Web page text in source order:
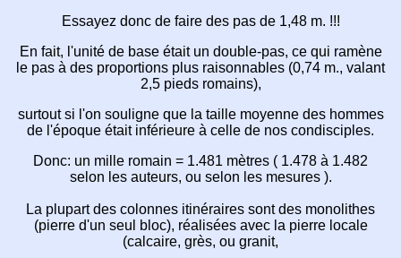
Essayez donc de faire des pas de 1,48 m. !!!
En fait, l'unité de base était un double-pas, ce qui ramène
le pas à des proportions plus raisonnables (0,74 m., valant
2,5 pieds romains),
surtout si l'on souligne que la taille moyenne des hommes
de l'époque était inférieure à celle de nos condisciples.
Donc: un mille romain = 1.481 mètres ( 1.478 à 1.482
selon les auteurs, ou selon les mesures ).
La plupart des colonnes itinéraires sont des monolithes
(pierre d'un seul bloc), réalisées avec la pierre locale
(calcaire, grès, ou granit,